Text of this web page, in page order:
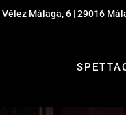
Málaga, 6 | 29016